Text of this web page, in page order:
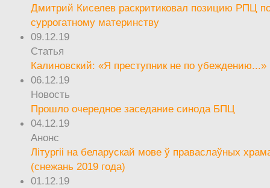
Дмитрий Киселев раскритиковал позицию РПЦ
суррогатному материнству
09.12.19
Статья
Калиновский: «Я преступник не по убеждению...»
06.12.19
Новость
Прошло очередное заседание синода БПЦ
04.12.19
Анонс
Літургіі на беларускай мове ў праваслаўных
(снежань 2019 года)
01.12.19